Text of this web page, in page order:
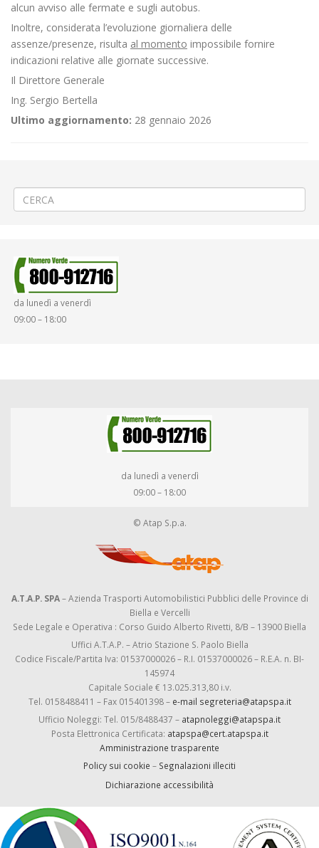
alcun avviso alle fermate e sugli autobus.
Inoltre, considerata l’evoluzione giornaliera delle
assenze/presenze, risulta al momento impossibile fornire
indicazioni relative alle giornate successive.
Il Direttore Generale
Ing. Sergio Bertella
Ultimo aggiornamento: 28 gennaio 2026
da lunedì a venerdì
09:00 – 18:00
da lunedì a venerdì
09:00 – 18:00
© Atap S.p.a.
A.T.A.P. SPA– Azienda Trasporti Automobilistici Pubblici delle Province di
Biella e Vercelli
Sede Legale e Operativa : Corso Guido Alberto Rivetti, 8/B – 13900 Biella
Uffici A.T.A.P. – Atrio Stazione S. Paolo Biella
Codice Fiscale/Partita Iva: 01537000026 – R.I. 01537000026 – R.E.A. n. BI-
145974
Capitale Sociale € 13.025.313,80 i.v.
Tel. 0158488411 – Fax 015401398 – e-mail segreteria@atapspa.it
Ufficio Noleggi: Tel. 015/8488437 – atapnoleggi@atapspa.it
Posta Elettronica Certificata: atapspa@cert.atapspa.it
Amministrazione trasparente
Policy sui cookie – Segnalazioni illeciti
Dichiarazione accessibilità